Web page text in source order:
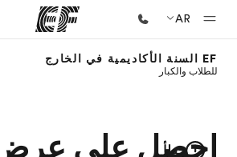
AR
الصفحة الرئيسية
برامج
EF السنة الأكاديمية في الخارج
للطلاب والكبار
احصل على عرض
خطأ